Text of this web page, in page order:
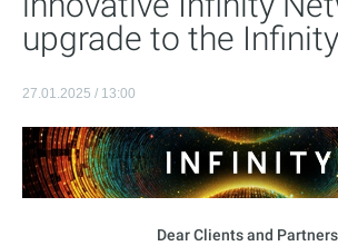
upgrade to the
27.01.2025 / 13:00
Dear Clients and